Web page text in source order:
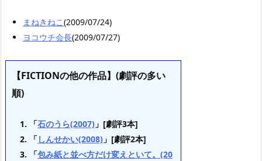
まねきねこ(2009/07/24)
ヨコウチ会長(2009/07/27)
【FICTIONの他の作品】(劇評の多い
順)
「石のうら(2007) 」[劇評3本]
「しんせかい(2008) 」[劇評2本]
「包み紙と並べ方だけ変えといて。(20